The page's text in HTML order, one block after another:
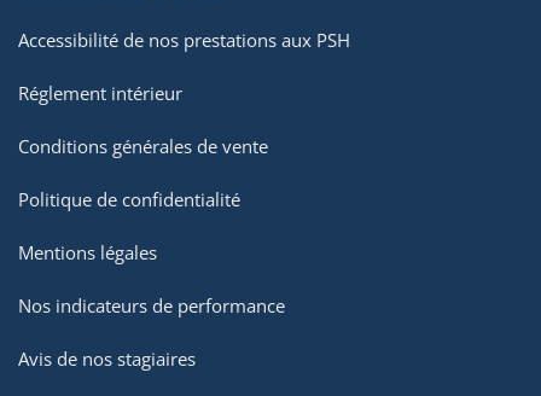
Accessibilité de nos prestations aux PSH
Réglement intérieur
Conditions générales de vente
Politique de confidentialité
Mentions légales
Nos indicateurs de performance
Avis de nos stagiaires